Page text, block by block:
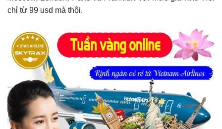
chỉ từ 99 usd mà thôi.